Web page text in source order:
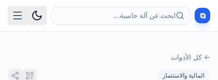
⧉ ابحث عن آلة حاسبة...
← كل الأدوات
المالية والاستثمار